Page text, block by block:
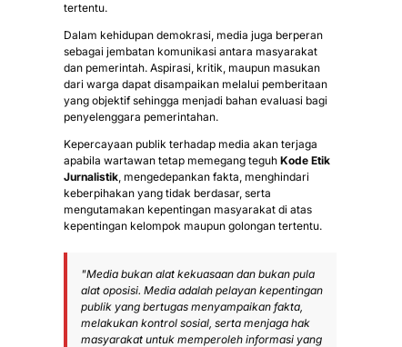
tertentu.
Dalam kehidupan demokrasi, media juga berperan
sebagai jembatan komunikasi antara masyarakat
dan pemerintah. Aspirasi, kritik, maupun masukan
dari warga dapat disampaikan melalui pemberitaan
yang objektif sehingga menjadi bahan evaluasi bagi
penyelenggara pemerintahan.
Kepercayaan publik terhadap media akan terjaga
apabila wartawan tetap memegang teguh Kode Etik
Jurnalistik, mengedepankan fakta, menghindari
keberpihakan yang tidak berdasar, serta
mengutamakan kepentingan masyarakat di atas
kepentingan kelompok maupun golongan tertentu.
"Media bukan alat kekuasaan dan bukan pula
alat oposisi. Media adalah pelayan kepentingan
publik yang bertugas menyampaikan fakta,
melakukan kontrol sosial, serta menjaga hak
masyarakat untuk memperoleh informasi yang